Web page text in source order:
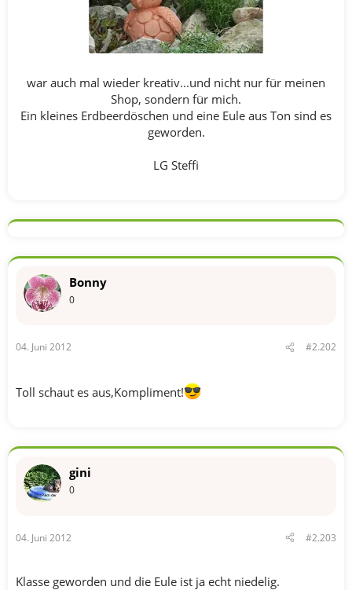
war auch mal wieder kreativ...und nicht nur für meinen
Shop, sondern für mich.
Ein kleines Erdbeerdöschen und eine Eule aus Ton sind es
geworden.
LG Steffi​
Bonny
0
04. Juni 2012 #2.202
Toll schaut es aus,Kompliment!
gini
0
04. Juni 2012 #2.203
Klasse geworden und die Eule ist ja echt niedelig.